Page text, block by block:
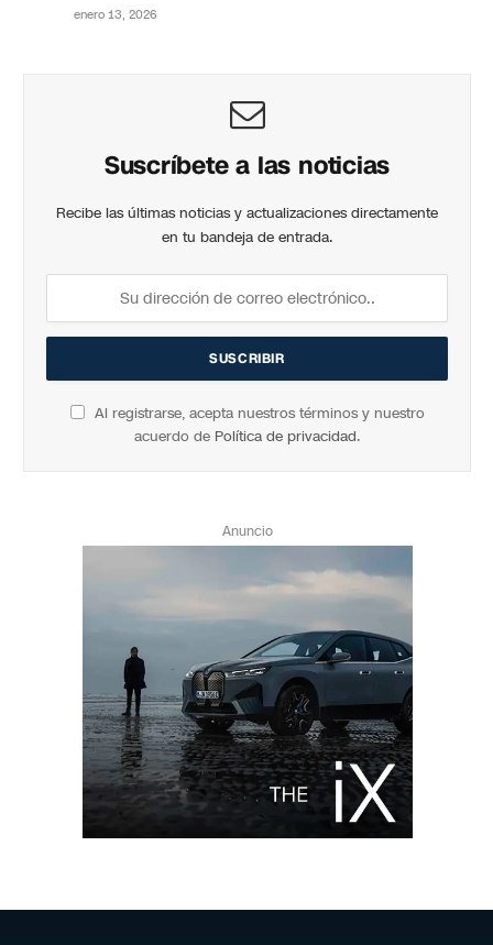
enero 13, 2026
Suscríbete a las noticias
Recibe las últimas noticias y actualizaciones directamente
en tu bandeja de entrada.
Al registrarse, acepta nuestros términos y nuestro
acuerdo de Política de privacidad.
Anuncio